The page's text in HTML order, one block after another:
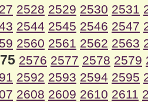
2528 2529 2530 2531
2544 2545 2546 2547
2560 2561 2562 2563
2576 2577 2578 2579
2592 2593 2594 2595
2608 2609 2610 2611